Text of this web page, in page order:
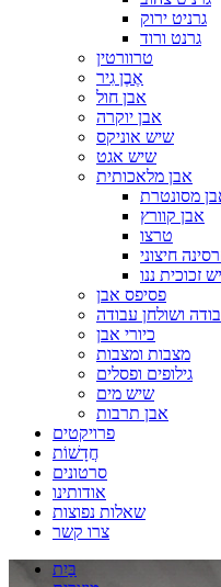
גרניט ירוק
גרנט ורוד
טרוורטין
אֶבֶן גִיר
אבן חול
אבן יוקרה
שיש אוניקס
שיש אגט
אבן מלאכותית
מסונטרת
אבן קוורץ
טרצו
חיצוני
זכוכית ננו
פסיפס אבן
ושולחן עבודה
כיורי אבן
מצבות ומצבות
גילופים ופסלים
שיש מים
אבן תרבות
פרויקטים
חֲדָשׁוֹת
סרטונים
אודותינו
שאלות נפוצות
צרו קשר
בַּיִת